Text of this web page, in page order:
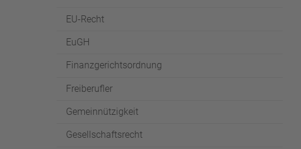
EU-Recht
EuGH
Finanzgerichtsordnung
Freiberufler
Gemeinnützigkeit
Gesellschaftsrecht